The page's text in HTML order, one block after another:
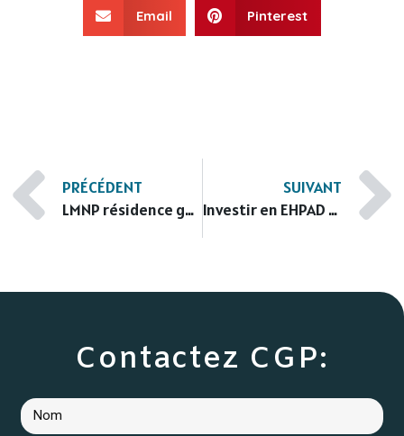
Email Pinterest
PRÉCÉDENT
LMNP résidence gérée Lyon agglomération | Guide complet
SUIVANT
Investir en EHPAD & résidence sénior en Ardèche | CGP
Contactez CGP: